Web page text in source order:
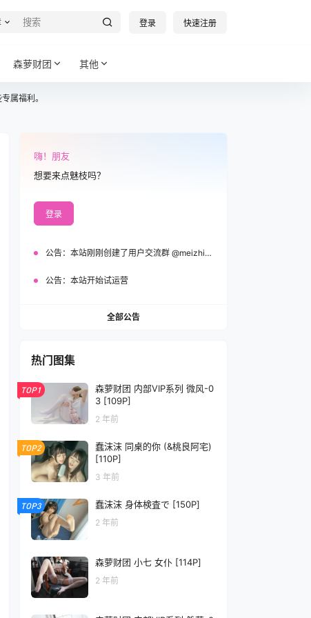
登录 快速注册
森萝财团 其他
属福利。
嗨！朋友
想要来点魅枝吗？
登录
公告： 本站刚刚创建了用户交流群 @meizhi_official，欢迎加入！
公告： 本站开始试运营
全部公告
热门图集
TOP1
森萝财团 内部VIP系列 微风-0
3 [109P]
2 年前
TOP2
蠢沫沫 同桌的你 (&桃良阿宅)
[110P]
3 年前
TOP3 蠢沫沫 身体検査で [150P]
2 年前
森萝财团 小七 女仆 [114P]
2 年前